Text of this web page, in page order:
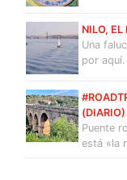
NILO, EL
Una
por
(DIARIO)
Puente
está «la